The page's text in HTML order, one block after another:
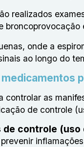
realizados
onde a
ao longo do
controlar as
de controle
de controle (uso